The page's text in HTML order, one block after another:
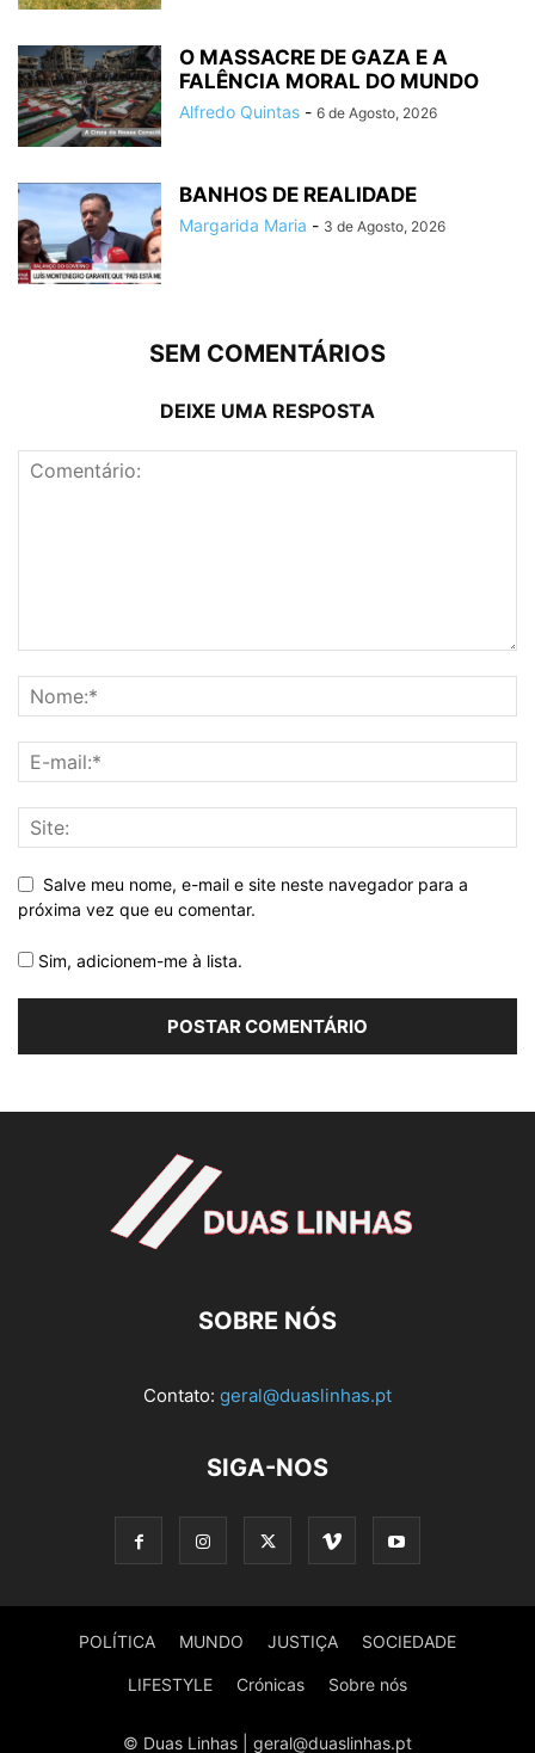
O MASSACRE DE GAZA E A
FALÊNCIA MORAL DO MUNDO
Alfredo Quintas - 6 de Agosto, 2026
BANHOS DE REALIDADE
Margarida Maria - 3 de Agosto, 2026
SEM COMENTÁRIOS
DEIXE UMA RESPOSTA
Salve meu nome, e-mail e site neste navegador para a
próxima vez que eu comentar.
Sim, adicionem-me à lista.
SOBRE NÓS
Contato: geral@duaslinhas.pt
SIGA-NOS
POLÍTICA MUNDO JUSTIÇA SOCIEDADE
LIFESTYLE Crónicas Sobre nós
© Duas Linhas | geral@duaslinhas.pt